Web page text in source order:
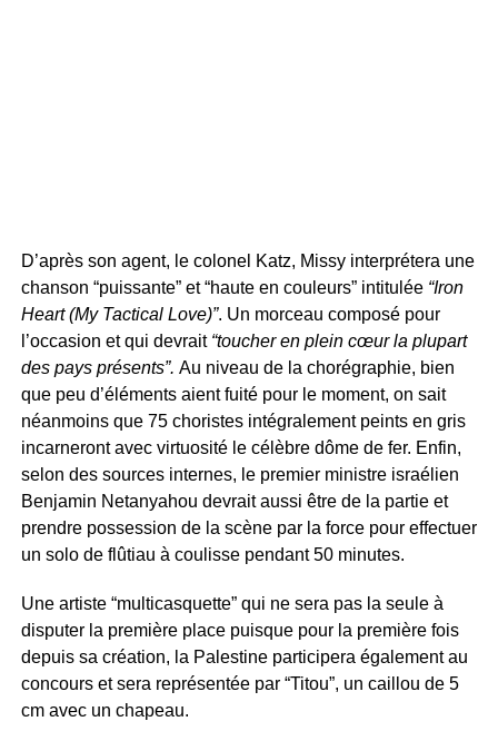
D’après son agent, le colonel Katz, Missy interprétera une
chanson “puissante” et “haute en couleurs” intitulée “Iron
Heart (My Tactical Love)”. Un morceau composé pour
l’occasion et qui devrait “toucher en plein cœur la plupart
des pays présents”. Au niveau de la chorégraphie, bien
que peu d’éléments aient fuité pour le moment, on sait
néanmoins que 75 choristes intégralement peints en gris
incarneront avec virtuosité le célèbre dôme de fer. Enfin,
selon des sources internes, le premier ministre israélien
Benjamin Netanyahou devrait aussi être de la partie et
prendre possession de la scène par la force pour effectuer
un solo de flûtiau à coulisse pendant 50 minutes.
Une artiste “multicasquette” qui ne sera pas la seule à
disputer la première place puisque pour la première fois
depuis sa création, la Palestine participera également au
concours et sera représentée par “Titou”, un caillou de 5
cm avec un chapeau.